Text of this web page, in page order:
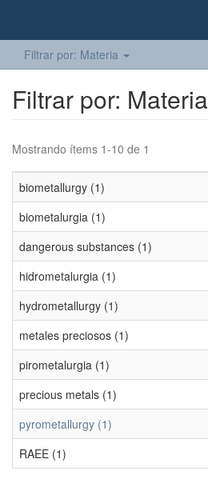
Filtrar por: Materia
Filtrar por: Materia
Mostrando ítems 1-10 de 1
biometallurgy (1)
biometalurgia (1)
dangerous substances (1)
hidrometalurgia (1)
hydrometallurgy (1)
metales preciosos (1)
pirometalurgia (1)
precious metals (1)
pyrometallurgy (1)
RAEE (1)